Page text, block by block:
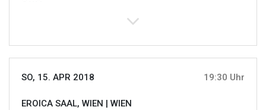
SO, 15. APR 2018 19:30 Uhr
EROICA SAAL, WIEN | WIEN